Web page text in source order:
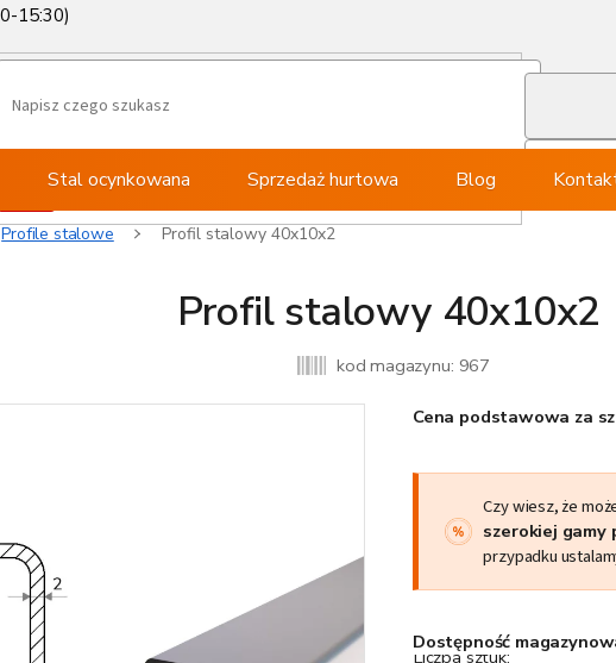
Stal ocynkowana Sprzedaż hurtowa Blog
Profile stalowe Profil stalowy 40x10x2
Profil stalowy 40x10x2
kod magazynu: 967
Cena podstawowa za
Czy wiesz, że
szerokiej
przypadku
Dostępność